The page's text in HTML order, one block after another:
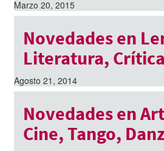
Marzo 20, 2015
Novedades en
Literatura,
Agosto 21, 2014
Novedades en
Cine, Tango,